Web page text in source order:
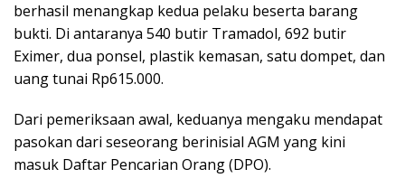
berhasil menangkap kedua pelaku beserta barang
bukti. Di antaranya 540 butir Tramadol, 692 butir
Eximer, dua ponsel, plastik kemasan, satu dompet, dan
uang tunai Rp615.000.
Dari pemeriksaan awal, keduanya mengaku mendapat
pasokan dari seseorang berinisial AGM yang kini
masuk Daftar Pencarian Orang (DPO).